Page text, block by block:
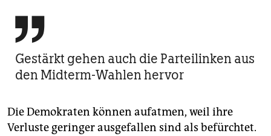

Gestärkt gehen auch die Parteilinken aus
den Midterm-Wahlen hervor
Die Demokraten können aufatmen, weil ihre
Verluste geringer ausgefallen sind als befürchtet.